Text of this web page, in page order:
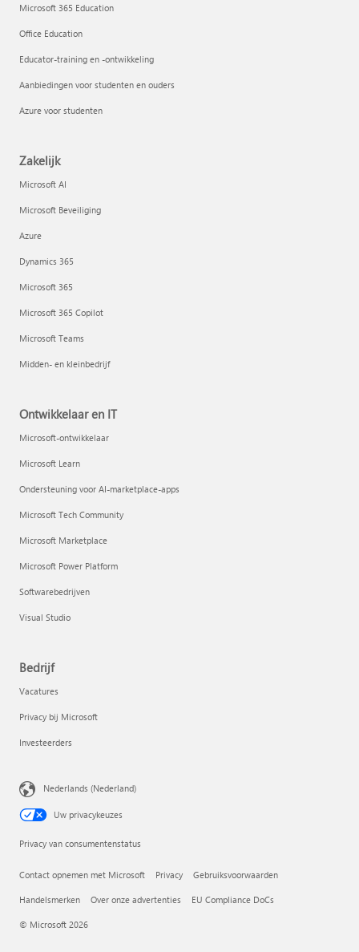
Microsoft 365 Education
Office Education
Educator-training en -ontwikkeling
Aanbiedingen voor studenten en ouders
Azure voor studenten
Zakelijk
Microsoft AI
Microsoft Beveiliging
Azure
Dynamics 365
Microsoft 365
Microsoft 365 Copilot
Microsoft Teams
Midden- en kleinbedrijf
Ontwikkelaar en IT
Microsoft-ontwikkelaar
Microsoft Learn
Ondersteuning voor AI-marketplace-apps
Microsoft Tech Community
Microsoft Marketplace
Microsoft Power Platform
Softwarebedrijven
Visual Studio
Bedrijf
Vacatures
Privacy bij Microsoft
Investeerders
Nederlands (Nederland)
Uw privacykeuzes
Privacy van consumentenstatus
Contact opnemen met Microsoft Privacy Gebruiksvoorwaarden
Handelsmerken Over onze advertenties EU Compliance DoCs
© Microsoft 2026